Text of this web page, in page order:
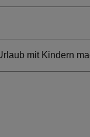
mit Kindern